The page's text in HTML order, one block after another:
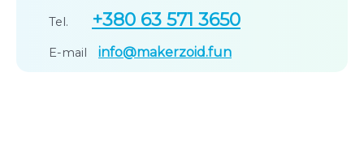
Tel. +380 63 571 3650
E-mail info@makerzoid.fun